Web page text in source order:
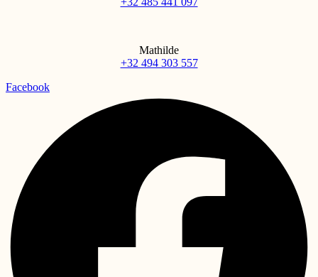
Mathilde
+32 494 303 557
Facebook